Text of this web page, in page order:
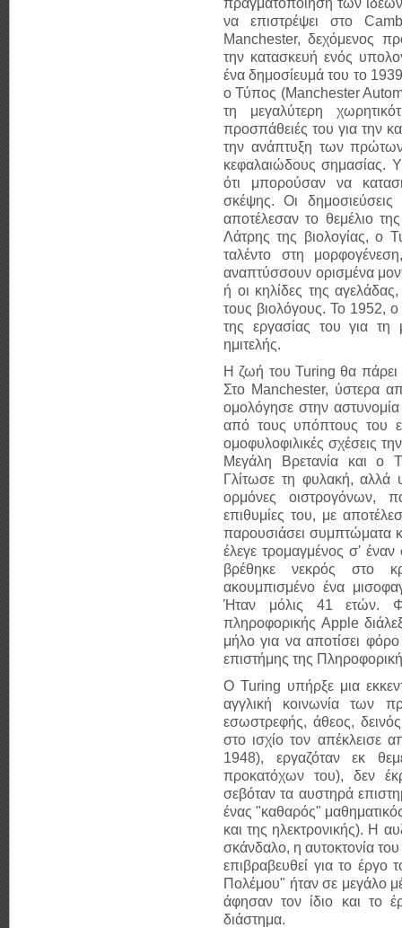
πραγματοποίηση των
να επιστρέψει στο
Manchester, δεχόμενος
την κατασκευή ενός
ένα δημοσίευμά του το
ο Τύπος (Manchester
τη μεγαλύτερη
προσπάθειές του για την
την ανάπτυξη των
κεφαλαιώδους σημασίας.
ότι μπορούσαν να
σκέψης. Οι δημοσιεύσεις
αποτέλεσαν το θεμέλιο
Λάτρης της βιολογίας, ο
ταλέντο στη
αναπτύσσουν ορισμένα
ή οι κηλίδες της
τους βιολόγους. Το 1952,
της εργασίας του για τη
ημιτελής.
Η ζωή του Turing θα πάρει
Στο Manchester, ύστερα
ομολόγησε στην
από τους υπόπτους του
ομοφυλοφιλικές σχέσεις
Μεγάλη Βρετανία και ο
Γλίτωσε τη φυλακή, αλλά
ορμόνες οιστρογόνων,
επιθυμίες του, με
παρουσιάσει συμπτώματα
έλεγε τρομαγμένος σ'
βρέθηκε νεκρός στο
ακουμπισμένο ένα
Ήταν μόλις 41 ετών.
πληροφορικής Apple
μήλο για να αποτίσει
επιστήμης της
Ο Turing υπήρξε μια
αγγλική κοινωνία των
εσωστρεφής, άθεος,
στο ισχίο τον απέκλεισε
1948), εργαζόταν εκ
προκατόχων του), δεν
σεβόταν τα αυστηρά
ένας "καθαρός"
και της ηλεκτρονικής). Η
σκάνδαλο, η αυτοκτονία
επιβραβευθεί για το
Πολέμου" ήταν σε μεγάλο
άφησαν τον ίδιο και το
διάστημα.